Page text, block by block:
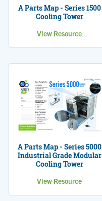
A Parts Map - Series 1500
Cooling Tower
View Resource
A Parts Map - Series 5000
Industrial Grade Modular
Cooling Tower
View Resource